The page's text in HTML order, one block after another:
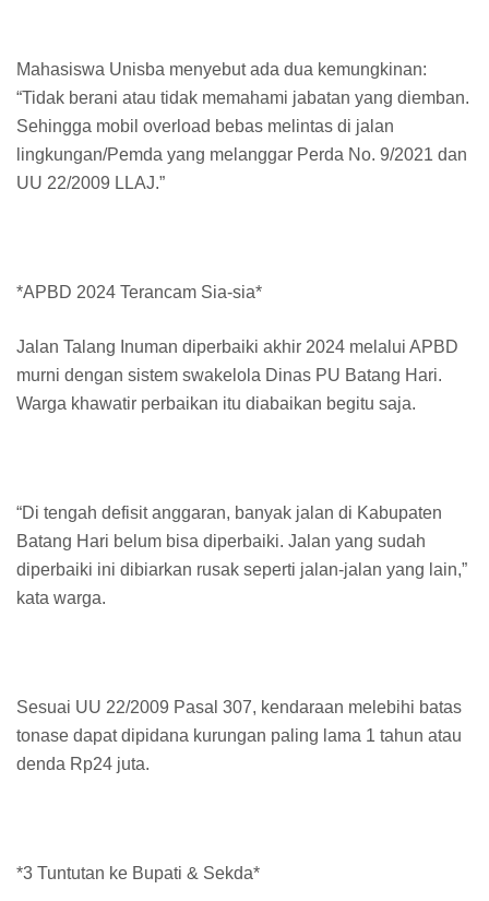
Mahasiswa Unisba menyebut ada dua kemungkinan:
“Tidak berani atau tidak memahami jabatan yang diemban.
Sehingga mobil overload bebas melintas di jalan
lingkungan/Pemda yang melanggar Perda No. 9/2021 dan
UU 22/2009 LLAJ.”
*APBD 2024 Terancam Sia-sia*
Jalan Talang Inuman diperbaiki akhir 2024 melalui APBD
murni dengan sistem swakelola Dinas PU Batang Hari.
Warga khawatir perbaikan itu diabaikan begitu saja.
“Di tengah defisit anggaran, banyak jalan di Kabupaten
Batang Hari belum bisa diperbaiki. Jalan yang sudah
diperbaiki ini dibiarkan rusak seperti jalan-jalan yang lain,”
kata warga.
Sesuai UU 22/2009 Pasal 307, kendaraan melebihi batas
tonase dapat dipidana kurungan paling lama 1 tahun atau
denda Rp24 juta.
*3 Tuntutan ke Bupati & Sekda*